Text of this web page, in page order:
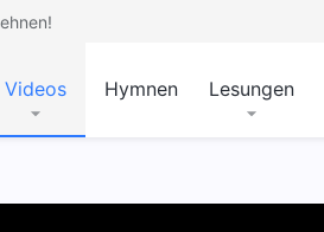
Videos Hymnen Lesungen